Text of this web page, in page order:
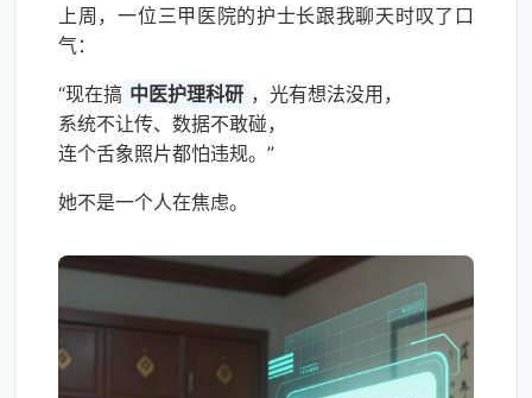
上周，一位三甲医院的护士长跟我聊天时叹了口
气：
“现在搞 中医护理科研 ，光有想法没用，
系统不让传、数据不敢碰，
连个舌象照片都怕违规。”
她不是一个人在焦虑。